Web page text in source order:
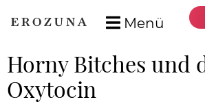
Menü
Horny Bitches und
Oxytocin